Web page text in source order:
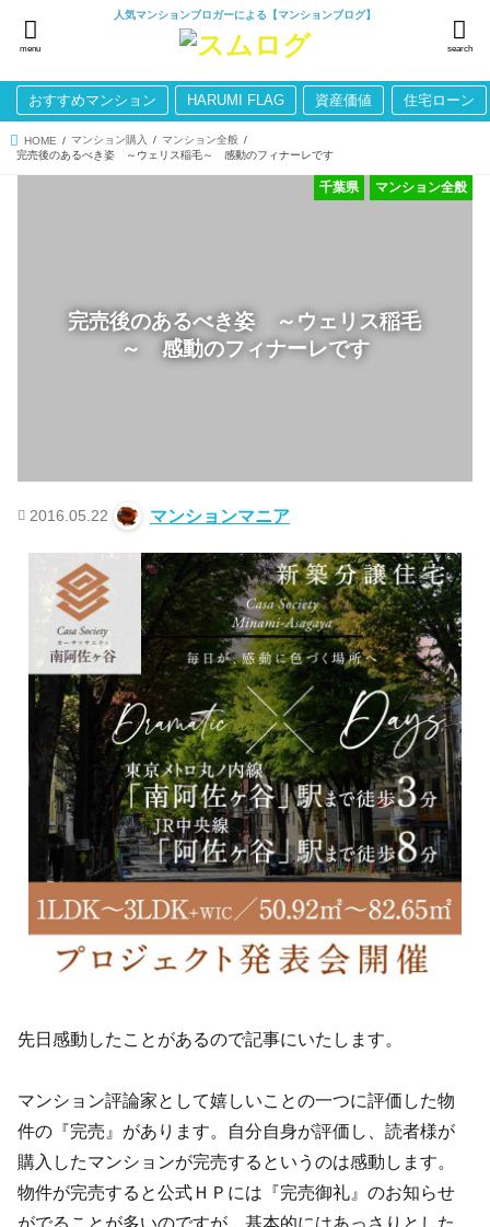
人気マンションブロガーによる【マンションブログ】
search
menu
おすすめマンション HARUMI FLAG 資産価値 住宅ローン
HOME マンション購入
マンション全般
完売後のあるべき姿 ～ウェリス稲毛～ 感動のフィナーレです
完売後のあるべき姿 ～ウェリス稲毛
～ 感動のフィナーレです
マンション全般
千葉県
2016.05.22 マンションマニア
先日感動したことがあるので記事にいたします。
マンション評論家として嬉しいことの一つに評価した物
件の『完売』があります。自分自身が評価し、読者様が
購入したマンションが完売するというのは感動します。
物件が完売すると公式ＨＰには『完売御礼』のお知らせ
がでることが多いのですが、基本的にはあっさりとした